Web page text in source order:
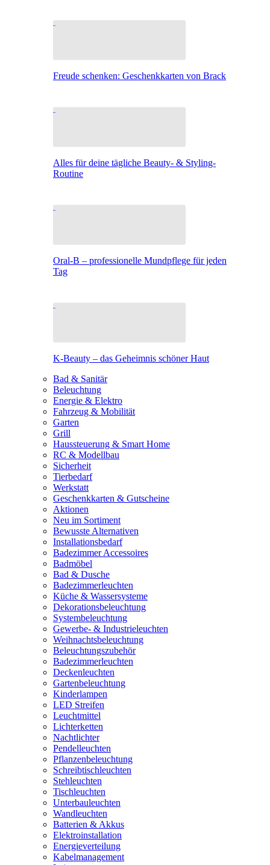
Freude schenken: Geschenkkarten von Brack
Alles für deine tägliche Beauty- & Styling-
Routine
Oral-B – professionelle Mundpflege für jeden
Tag
K-Beauty – das Geheimnis schöner Haut
Bad & Sanitär
Beleuchtung
Energie & Elektro
Fahrzeug & Mobilität
Garten
Grill
Haussteuerung & Smart Home
RC & Modellbau
Sicherheit
Tierbedarf
Werkstatt
Geschenkkarten & Gutscheine
Aktionen
Neu im Sortiment
Bewusste Alternativen
Installationsbedarf
Badezimmer Accessoires
Badmöbel
Bad & Dusche
Badezimmerleuchten
Küche & Wassersysteme
Dekorationsbeleuchtung
Systembeleuchtung
Gewerbe- & Industrieleuchten
Weihnachtsbeleuchtung
Beleuchtungszubehör
Badezimmerleuchten
Deckenleuchten
Gartenbeleuchtung
Kinderlampen
LED Streifen
Leuchtmittel
Lichterketten
Nachtlichter
Pendelleuchten
Pflanzenbeleuchtung
Schreibtischleuchten
Stehleuchten
Tischleuchten
Unterbauleuchten
Wandleuchten
Batterien & Akkus
Elektroinstallation
Energieverteilung
Kabelmanagement